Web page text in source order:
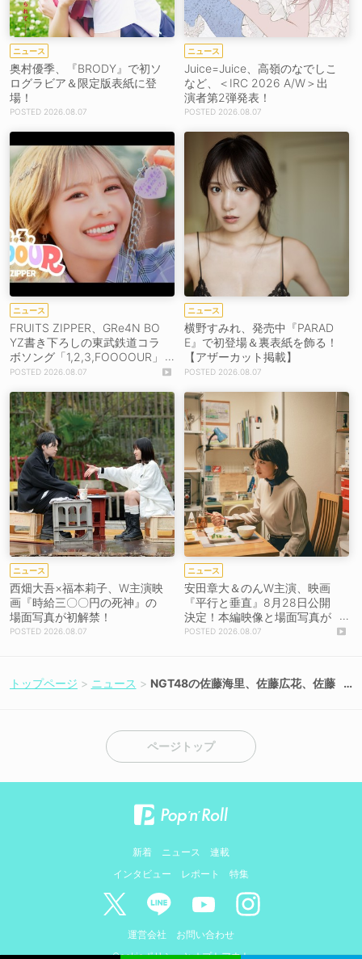
ニュース
奥村優季、『BRODY』で初ソ
ログラビア＆限定版表紙に登
場！
2026.08.07
ニュース
Juice=Juice、高嶺のなでしこ
など、＜IRC 2026 A/W＞出
演者第2弾発表！
2026.08.07
ニュース
FRUITS ZIPPER、GRe4N BO
YZ書き下ろしの東武鉄道コラ
ボソング「1,2,3,FOOOOUR」
をリリース＆MV公開！
2026.08.07
ニュース
横野すみれ、発売中『PARAD
E』で初登場＆裏表紙を飾る！
【アザーカット掲載】
2026.08.07
ニュース
西畑大吾×福本莉子、W主演映
画『時給三〇〇円の死神』の
場面写真が初解禁！
2026.08.07
ニュース
安田章大＆のんW主演、映画
『平行と垂直』8月28日公開
決定！本編映像と場面写真が
初解禁！2026.08.07
トップページ ニュース
NGT48の佐藤海里、佐藤広花、佐藤
ページトップ
新着 ニュース
連載
インタビュー
レポート 特集
運営会社
お問い合わせ
Cookieポリシーとオプトアウト